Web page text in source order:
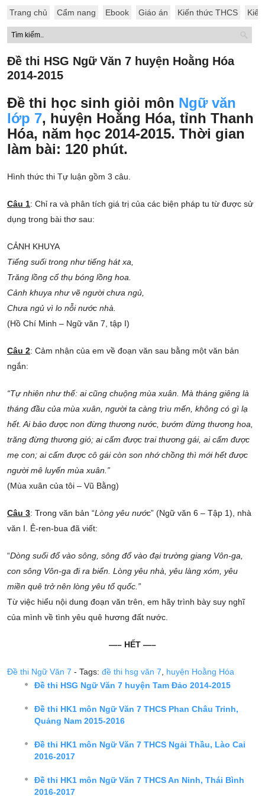
Trang chủ Cẩm nang Ebook Giáo án Kiến thức THCS
Đề thi HSG Ngữ Văn 7 huyện Hoằng Hóa
2014-2015
Đề thi học sinh giỏi môn Ngữ văn
lớp 7, huyện Hoằng Hóa, tỉnh Thanh
Hóa, năm học 2014-2015. Thời gian
làm bài: 120 phút.
Hình thức thi Tự luận gồm 3 câu.
Câu 1: Chỉ ra và phân tích giá trị của các biện pháp tu từ được sử
dụng trong bài thơ sau:
CẢNH KHUYA
Tiếng suối trong như tiếng hát xa,
Trăng lồng cổ thụ bóng lồng hoa.
Cảnh khuya như vẽ người chưa ngủ,
Chưa ngủ vì lo nỗi nước nhà.
(Hồ Chí Minh – Ngữ văn 7, tập I)
Câu 2: Cảm nhận của em về đoạn văn sau bằng một văn bản
ngắn:
“Tự nhiên như thế: ai cũng chuộng mùa xuân. Mà tháng giêng là
tháng đầu của mùa xuân, người ta càng trìu mến, không có gì lạ
hết. Ai bảo được non đừng thương nước, bướm đừng thương hoa,
trăng đừng thương gió; ai cấm được trai thương gái, ai cấm được
mẹ con; ai cấm được cô gái còn son nhớ chồng thì mới hết được
người mê luyến mùa xuân.”
(Mùa xuân của tôi – Vũ Bằng)
Câu 3: Trong văn bản “Lòng yêu nước” (Ngữ văn 6 – Tập 1), nhà
văn I. Ê-ren-bua đã viết:
“Dòng suối đổ vào sông, sông đổ vào đại trường giang Vôn-ga,
con sông Vôn-ga đi ra biển. Lòng yêu nhà, yêu làng xóm, yêu
miền quê trở nên lòng yêu tổ quốc.”
Từ việc hiểu nội dung đoạn văn trên, em hãy trình bày suy nghĩ
của mình về tình yêu quê hương đất nước.
—– HẾT —–
Đề thi Ngữ Văn 7 - Tags: đề thi hsg văn 7
huyện Hoằng Hóa
Đề thi HSG Ngữ Văn 7 huyện Tam Đảo 2014-2015
Đề thi HK1 môn Ngữ Văn 7 THCS Phan Châu Trinh,
Quảng Nam 2015-2016
Đề thi HK1 môn Ngữ Văn 7 THCS Ngải Thầu, Lào Cai
2016-2017
Đề thi HK1 môn Ngữ Văn 7 THCS An Ninh, Thái Bình
2016-2017